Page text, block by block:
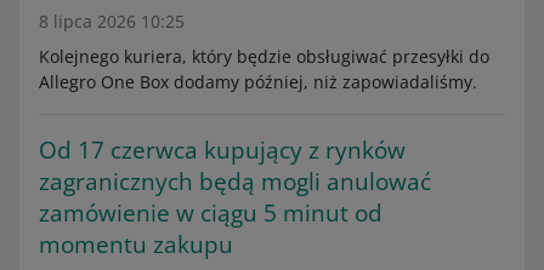
8 lipca 2026 10:25
Kolejnego kuriera, który będzie obsługiwać przesyłki do
Allegro One Box dodamy później, niż zapowiadaliśmy.
Od 17 czerwca kupujący z rynków
zagranicznych będą mogli anulować
zamówienie w ciągu 5 minut od
momentu zakupu